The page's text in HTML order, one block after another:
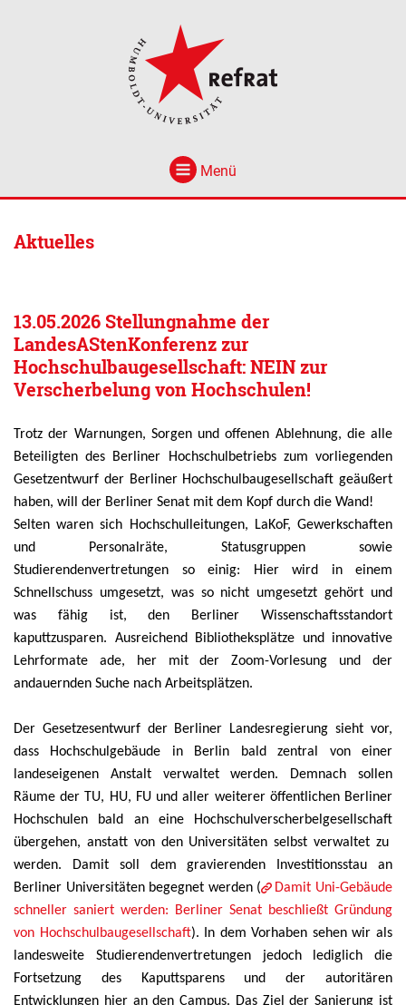
Menü
Aktuelles
13.05.2026 Stellungnahme der
LandesAStenKonferenz zur
Hochschulbaugesellschaft: NEIN zur
Verscherbelung von Hochschulen!
Trotz der Warnungen, Sorgen und offenen Ablehnung, die alle
Beteiligten des Berliner Hochschulbetriebs zum vorliegenden
Gesetzentwurf der Berliner Hochschulbaugesellschaft geäußert
haben, will der Berliner Senat mit dem Kopf durch die Wand!
Selten waren sich Hochschulleitungen, LaKoF, Gewerkschaften
und Personalräte, Statusgruppen sowie
Studierendenvertretungen so einig: Hier wird in einem
Schnellschuss umgesetzt, was so nicht umgesetzt gehört und
was fähig ist, den Berliner Wissenschaftsstandort
kaputtzusparen. Ausreichend Bibliotheksplätze und innovative
Lehrformate ade, her mit der Zoom-Vorlesung und der
andauernden Suche nach Arbeitsplätzen.
Der Gesetzesentwurf der Berliner Landesregierung sieht vor,
dass Hochschulgebäude in Berlin bald zentral von einer
landeseigenen Anstalt verwaltet werden. Demnach sollen
Räume der TU, HU, FU und aller weiterer öffentlichen Berliner
Hochschulen bald an eine Hochschulverscherbelgesellschaft
übergehen, anstatt von den Universitäten selbst verwaltet zu
werden. Damit soll dem gravierenden Investitionsstau an
Berliner Universitäten begegnet werden (
Damit Uni-Gebäude
schneller saniert werden: Berliner Senat beschließt Gründung
von Hochschulbaugesellschaft). In dem Vorhaben sehen wir als
landesweite Studierendenvertretungen jedoch lediglich die
Fortsetzung des Kaputtsparens und der autoritären
Entwicklungen hier an den Campus. Das Ziel der Sanierung ist